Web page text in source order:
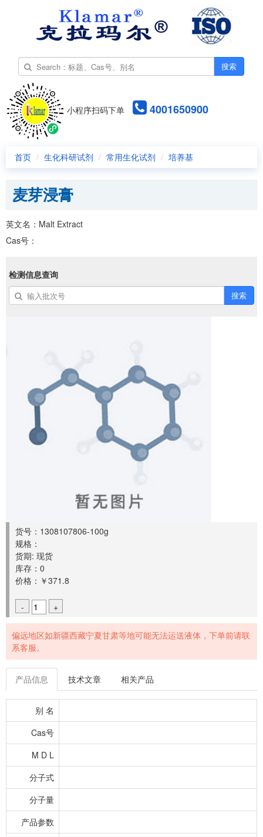
搜索
小程序扫码下单 4001650900
首页 生化科研试剂 常用生化试剂 培养基
麦芽浸膏
英文名：Malt Extract
Cas号：
检测信息查询
搜索
货号：1308107806-100g
规格：
货期: 现货
库存：0
价格：￥371.8
- +
偏远地区如新疆西藏宁夏甘肃等地可能无法运送液体，下单前请联
系客服。
产品信息 技术文章 相关产品
别 名
Cas号
M D L
分子式
分子量
产品参数